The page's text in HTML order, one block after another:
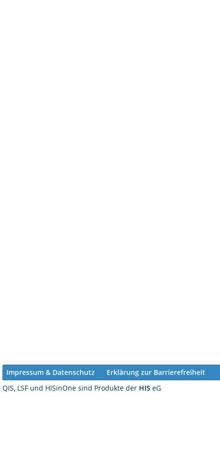
Impressum & Datenschutz
Erklärung zur Barrierefreiheit
QIS, LSF und HISinOne sind Produkte der HIS eG